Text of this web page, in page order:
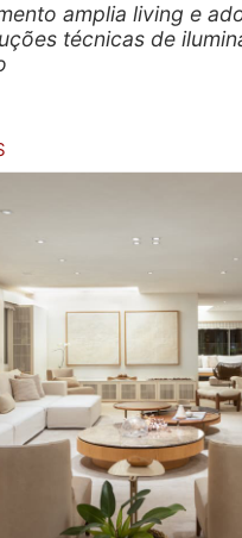
amplia living e
técnicas de